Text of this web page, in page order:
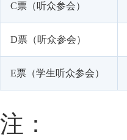
C票（听众参会）
D票（听众参会）
E票（学生听众参会）
注：